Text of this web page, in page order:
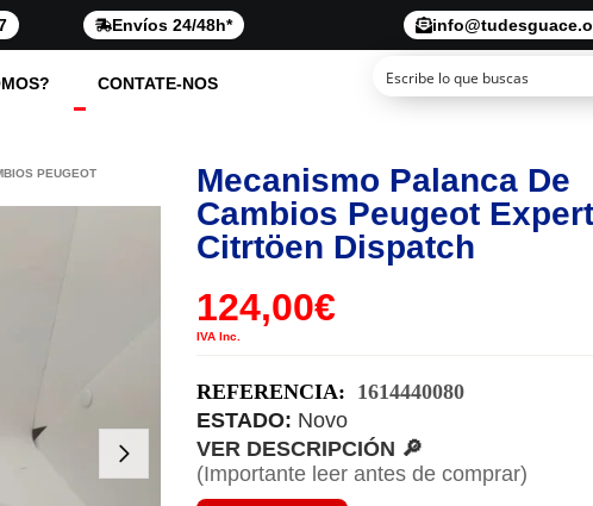
Envíos 24/48h*
CONTATE-NOS
PEUGEOT
Mecanismo Palanca De
Cambios Peugeot
Citrtöen Dispatch
124,00€
IVA Inc.
REFERENCIA: 1614440080
ESTADO: Novo
VER DESCRIPCIÓN 🔎
(Importante leer antes de comprar)